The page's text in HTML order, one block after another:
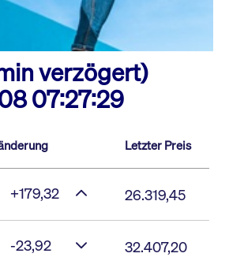
verzögert)
07:27:29
Letzter Preis
+179,32 26.319,45
-23,92 32.407,20